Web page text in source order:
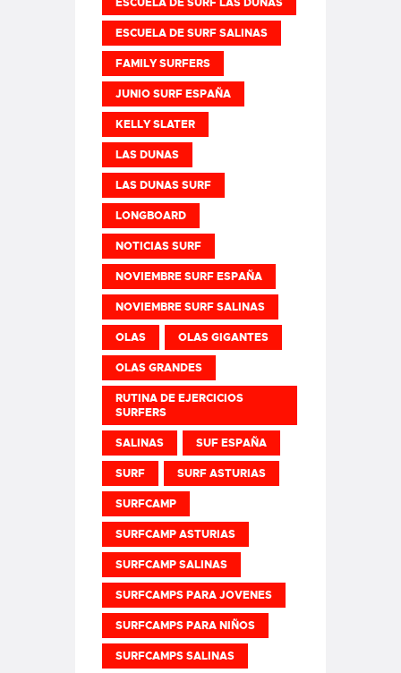
ESCUELA DE SURF SALINAS
FAMILY SURFERS
JUNIO SURF ESPAÑA
KELLY SLATER
LAS DUNAS
LAS DUNAS SURF
LONGBOARD
NOTICIAS SURF
NOVIEMBRE SURF ESPAÑA
NOVIEMBRE SURF SALINAS
OLAS OLAS GIGANTES
OLAS GRANDES
RUTINA DE EJERCICIOS
SURFERS
SALINAS SUF ESPAÑA
SURF SURF ASTURIAS
SURFCAMP
SURFCAMP ASTURIAS
SURFCAMP SALINAS
SURFCAMPS PARA JOVENES
SURFCAMPS PARA NIÑOS
SURFCAMPS SALINAS